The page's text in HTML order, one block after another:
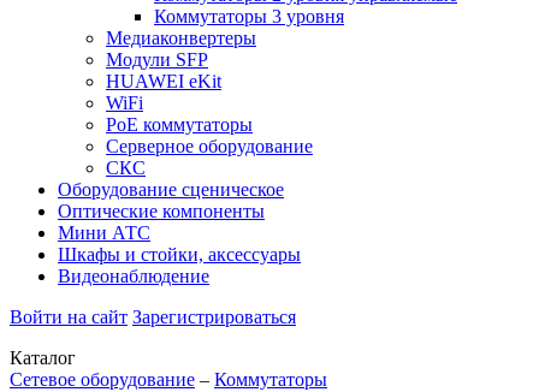
Коммутаторы 3 уровня
Медиаконвертеры
Модули SFP
HUAWEI eKit
WiFi
PoE коммутаторы
Серверное оборудование
СКС
Оборудование сценическое
Оптические компоненты
Мини АТС
Шкафы и стойки, аксессуары
Видеонаблюдение
Войти на сайт Зарегистрироваться
Каталог
Сетевое оборудование – Коммутаторы